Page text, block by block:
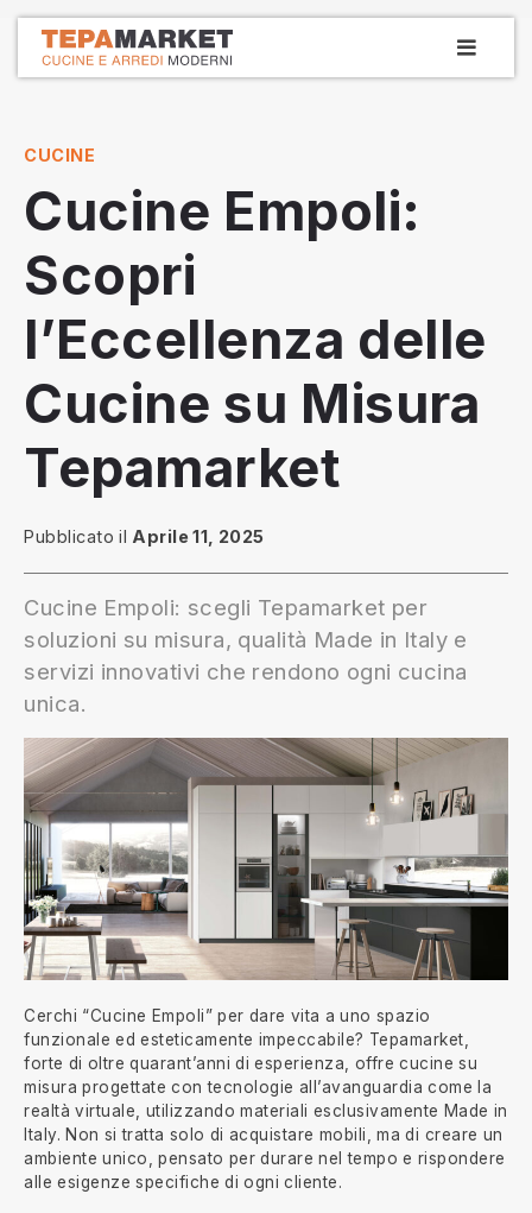
contenuto
Tepamarket
Cucine e arredamenti dal 1979
CUCINE
Cucine Empoli:
Scopri
l’Eccellenza delle
Cucine su Misura
Tepamarket
Pubblicato il Aprile 11, 2025
Cucine Empoli: scegli Tepamarket per
soluzioni su misura, qualità Made in Italy e
servizi innovativi che rendono ogni cucina
unica.
Cerchi “Cucine Empoli” per dare vita a uno spazio
funzionale ed esteticamente impeccabile? Tepamarket,
forte di oltre quarant’anni di esperienza, offre cucine su
misura progettate con tecnologie all’avanguardia come la
realtà virtuale, utilizzando materiali esclusivamente Made in
Italy. Non si tratta solo di acquistare mobili, ma di creare un
ambiente unico, pensato per durare nel tempo e rispondere
alle esigenze specifiche di ogni cliente.